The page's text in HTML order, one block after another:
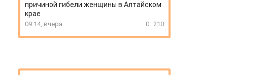
причиной гибели женщины в Алтайском
крае
09:14, вчера 0 210